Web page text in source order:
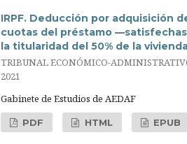
IRPF. Deducción por adquisición
cuotas del préstamo
la titularidad del 50% de la
TRIBUNAL ECONÓMICO-
2021
Gabinete de Estudios de AEDAF
PDF HTML EPUB